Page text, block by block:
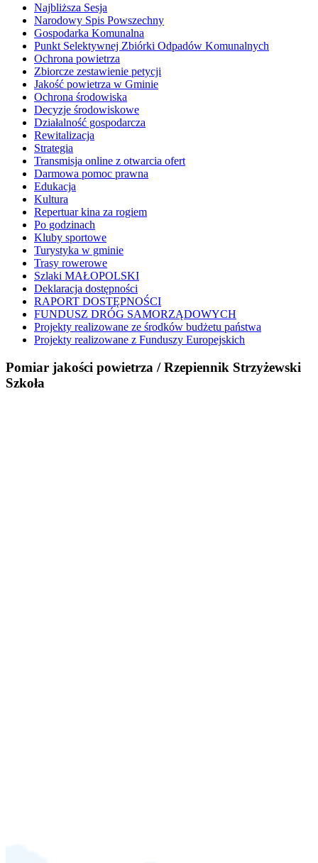
Najbliższa Sesja
Narodowy Spis Powszechny
Gospodarka Komunalna
Punkt Selektywnej Zbiórki Odpadów Komunalnych
Ochrona powietrza
Zbiorcze zestawienie petycji
Jakość powietrza w Gminie
Ochrona środowiska
Decyzje środowiskowe
Działalność gospodarcza
Rewitalizacja
Strategia
Transmisja online z otwarcia ofert
Darmowa pomoc prawna
Edukacja
Kultura
Repertuar kina za rogiem
Po godzinach
Kluby sportowe
Turystyka w gminie
Trasy rowerowe
Szlaki MAŁOPOLSKI
Deklaracja dostępności
RAPORT DOSTĘPNOŚCI
FUNDUSZ DRÓG SAMORZĄDOWYCH
Projekty realizowane ze środków budżetu państwa
Projekty realizowane z Funduszy Europejskich
Pomiar jakości powietrza / Rzepiennik Strzyżewski
Szkoła